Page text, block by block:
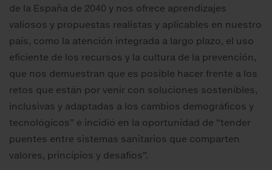
de la España de 2040 y nos ofrece aprendizajes
valiosos y propuestas realistas y aplicables en nuestro
país, como la atención integrada a largo plazo, el uso
eficiente de los recursos y la cultura de la prevención,
que nos demuestran que es posible hacer frente a los
retos que están por venir con soluciones sostenibles,
inclusivas y adaptadas a los cambios demográficos y
tecnológicos” e incidió en la oportunidad de “tender
puentes entre sistemas sanitarios que comparten
valores, principios y desafíos”.